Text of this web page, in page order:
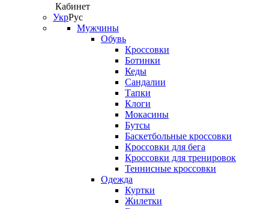
Кабинет
УкрРус
Мужчины
Обувь
Кроссовки
Ботинки
Кеды
Сандалии
Тапки
Клоги
Мокасины
Бутсы
Баскетбольные кроссовки
Кроссовки для бега
Кроссовки для тренировок
Теннисные кроссовки
Одежда
Куртки
Жилетки